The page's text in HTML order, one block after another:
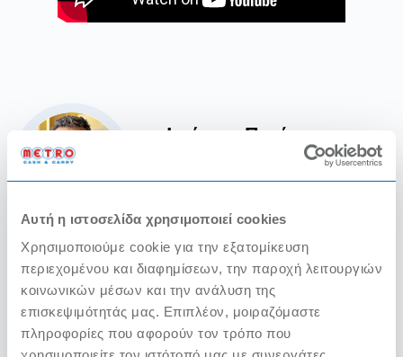
Αυτή η ιστοσελίδα χρησιμοποιεί cookies
Χρησιμοποιούμε cookie για την εξατομίκευση
περιεχομένου και διαφημίσεων, την παροχή λειτουργιών
κοινωνικών μέσων και την ανάλυση της
επισκεψιμότητάς μας. Επιπλέον, μοιραζόμαστε
πληροφορίες που αφορούν τον τρόπο που
Ιωάννης Παρίκος
ΠΡΟΒΟΛΗ ΟΛΩΝ ΤΩΝ ΒΙΝΤΕΟ